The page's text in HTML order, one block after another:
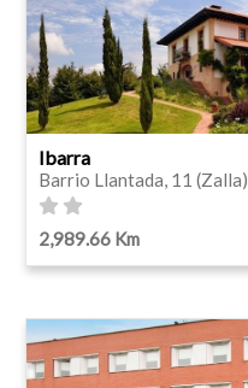
Ibarra
Barrio Llantada, 11 (Zalla)
2,989.66 Km